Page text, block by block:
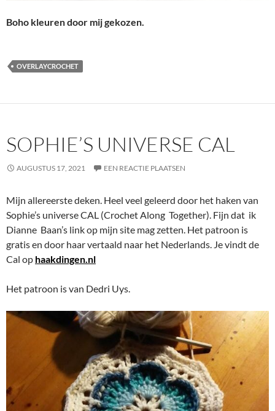
Boho kleuren door mij gekozen.
OVERLAYCROCHET
SOPHIE’S UNIVERSE CAL
AUGUSTUS 17, 2021 EEN REACTIE PLAATSEN
Mijn allereerste deken. Heel veel geleerd door het haken van
Sophie’s universe CAL (Crochet Along Together). Fijn dat ik
Dianne Baan’s link op mijn site mag zetten. Het patroon is
gratis en door haar vertaald naar het Nederlands. Je vindt de
Cal op haakdingen.nl
Het patroon is van Dedri Uys.